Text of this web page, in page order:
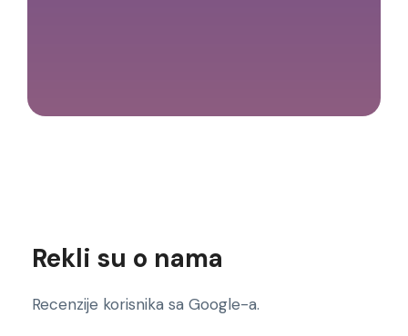
Rekli su o nama
Recenzije korisnika sa Google-a.